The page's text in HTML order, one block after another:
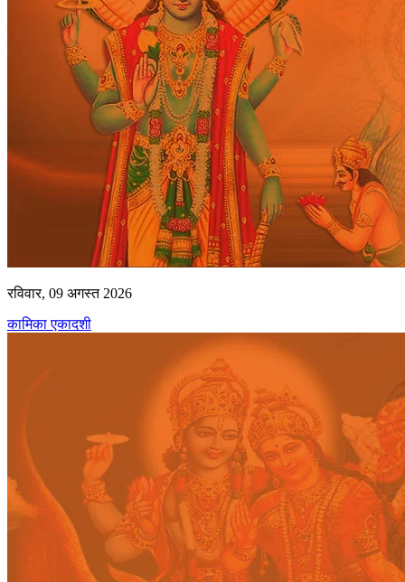
रविवार, 09 अगस्त 2026
कामिका एकादशी